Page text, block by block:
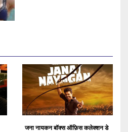
जना नायकन बॉक्स ऑफ़िस कलेक्शन डे